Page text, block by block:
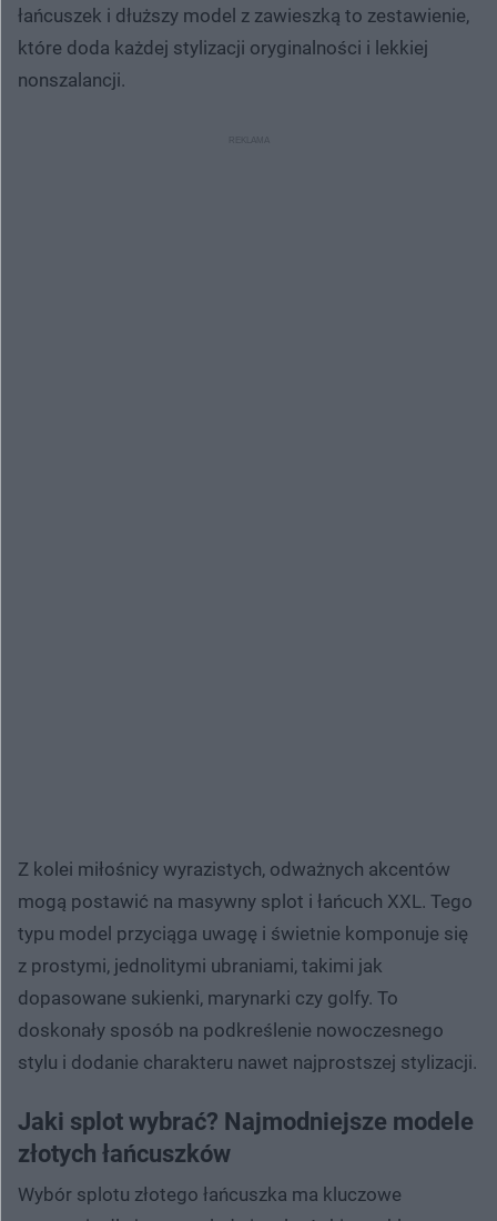
łańcuszek i dłuższy model z zawieszką to zestawienie,
które doda każdej stylizacji oryginalności i lekkiej
nonszalancji.
Z kolei miłośnicy wyrazistych, odważnych akcentów
mogą postawić na masywny splot i łańcuch XXL. Tego
typu model przyciąga uwagę i świetnie komponuje się
z prostymi, jednolitymi ubraniami, takimi jak
dopasowane sukienki, marynarki czy golfy. To
doskonały sposób na podkreślenie nowoczesnego
stylu i dodanie charakteru nawet najprostszej stylizacji.
Jaki splot wybrać? Najmodniejsze modele
złotych łańcuszków
Wybór splotu złotego łańcuszka ma kluczowe